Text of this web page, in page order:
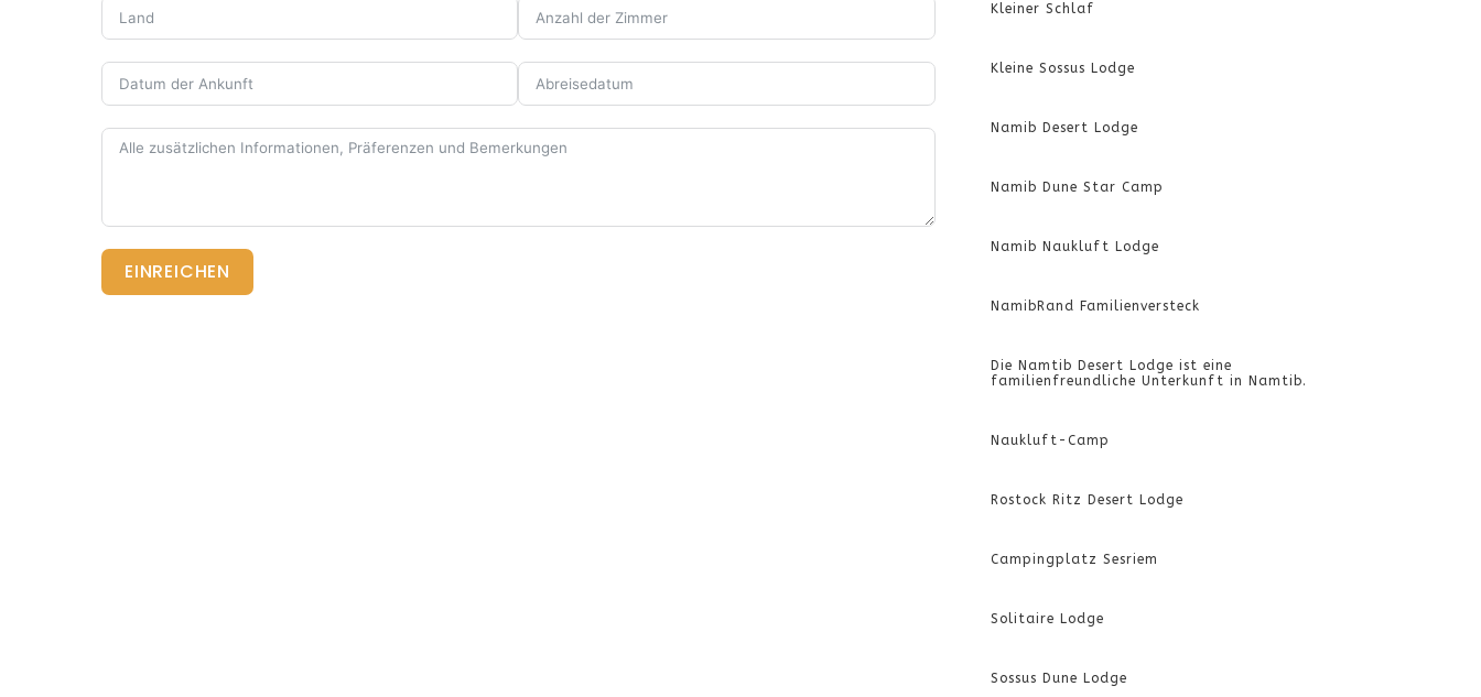
EINREICHEN
Kleiner Schlaf
Kleine Sossus Lodge
Namib Desert Lodge
Namib Dune Star Camp
Namib Naukluft Lodge
NamibRand Familienversteck
Die Namtib Desert Lodge ist eine
familienfreundliche Unterkunft in Namtib.
Naukluft-Camp
Rostock Ritz Desert Lodge
Campingplatz Sesriem
Solitaire Lodge
Sossus Dune Lodge